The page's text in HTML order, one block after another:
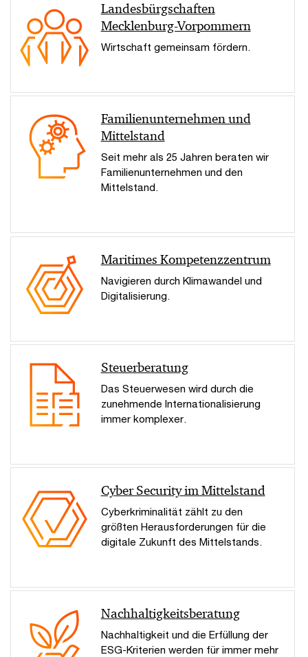
Landesbürgschaften
Mecklenburg-Vorpommern
Wirtschaft gemeinsam fördern.
Familienunternehmen und
Mittelstand
Seit mehr als 25 Jahren beraten wir
Familienunternehmen und den
Mittelstand.
Maritimes Kompetenzzentrum
Navigieren durch Klimawandel und
Digitalisierung.
Steuerberatung
Das Steuerwesen wird durch die
zunehmende Internationalisierung
immer komplexer.
Cyber Security im Mittelstand
Cyberkriminalität zählt zu den
größten Herausforderungen für die
digitale Zukunft des Mittelstands.
Nachhaltigkeitsberatung
Nachhaltigkeit und die Erfüllung der
ESG-Kriterien werden für immer mehr